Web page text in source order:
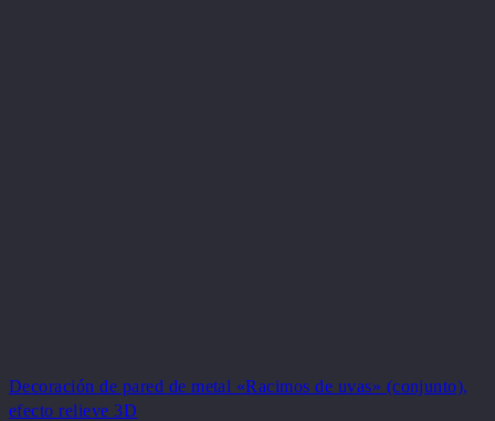
Decoración de pared de metal «Racimos de uvas» (conjunto),
efecto relieve 3D